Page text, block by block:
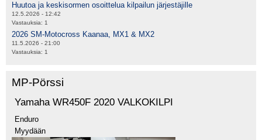
Huutoa ja keskisormen osoittelua kilpailun järjestäjille
12.5.2026 - 12:42
Vastauksia: 1
2026 SM-Motocross Kaanaa, MX1 & MX2
11.5.2026 - 21:00
Vastauksia: 1
MP-Pörssi
Yamaha WR450F 2020 VALKOKILPI
Enduro
Myydään